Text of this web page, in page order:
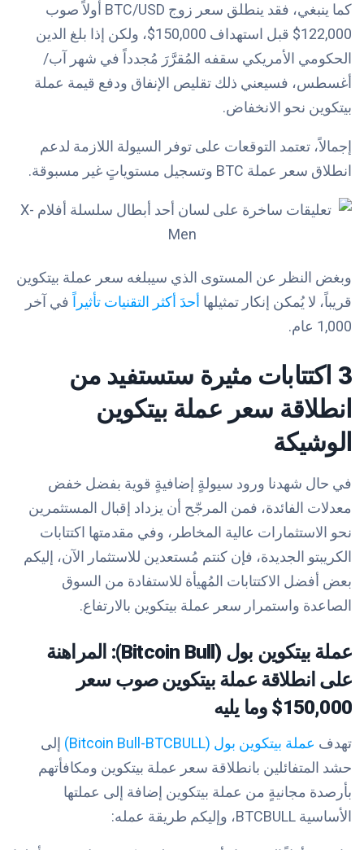
كما ينبغي، فقد ينطلق سعر زوج BTC/USD أولاً صوب
122,000$ قبل استهداف 150,000$، ولكن إذا بلغ الدين
الحكومي الأمريكي سقفه المُقرَّرَ مُجدداً في شهر آب/
أغسطس، فسيعني ذلك تقليص الإنفاق ودفع قيمة عملة
بيتكوين نحو الانخفاض.
إجمالاً، تعتمد التوقعات على توفر السيولة اللازمة لدعم
انطلاق سعر عملة BTC وتسجيل مستوياتٍ غير مسبوقة.
وبغض النظر عن المستوى الذي سيبلغه سعر عملة بيتكوين
قريباً، لا يُمكن إنكار تمثيلها أحدَ أكثر التقنيات تأثيراً في آخر
1,000 عام.
3 اكتتابات مثيرة ستستفيد من
انطلاقة سعر عملة بيتكوين
الوشيكة
في حال شهدنا ورود سيولةٍ إضافيةٍ قوية بفضل خفض
معدلات الفائدة، فمن المرجّح أن يزداد إقبال المستثمرين
نحو الاستثمارات عالية المخاطر، وفي مقدمتها اكتتابات
الكريبتو الجديدة، فإن كنتم مُستعدين للاستثمار الآن، إليكم
بعض أفضل الاكتتابات المُهيأة للاستفادة من السوق
الصاعدة واستمرار سعر عملة بيتكوين بالارتفاع.
عملة بيتكوين بول (Bitcoin Bull): المراهنة
على انطلاقة عملة بيتكوين صوب سعر
150,000$ وما يليه
تهدف عملة بيتكوين بول (Bitcoin Bull-BTCBULL)
إلى
حشد المتفائلين بانطلاقة سعر عملة بيتكوين ومكافأتهم
بأرصدة مجانيةٍ من عملة بيتكوين إضافة إلى عملتها
الأساسية BTCBULL، وإليكم طريقة عمله: